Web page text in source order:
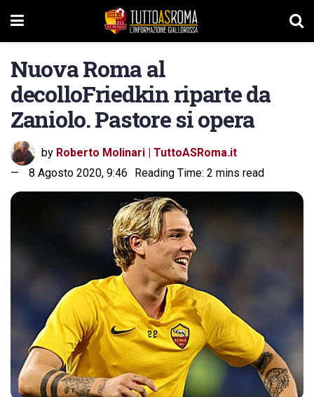
Nuova Roma al
decolloFriedkin riparte da
Zaniolo. Pastore si opera
by Roberto Molinari | TuttoASRoma.it
8 Agosto 2020, 9:46
Reading Time: 2 mins read